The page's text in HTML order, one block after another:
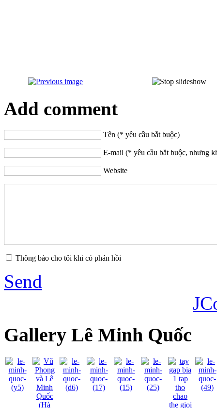
Add comment
Tên (* yêu cầu bắt buộc)
E-mail (* yêu cầu bắt buộc, nhưng
Website
Thông báo cho tôi khi có phản hồi
Send
Gallery Lê Minh Quốc